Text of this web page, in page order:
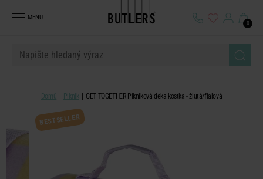
MENU
0
Domů Piknik GET TOGETHER Pikniková deka kostka - žlutá/fialová
BESTSELLER